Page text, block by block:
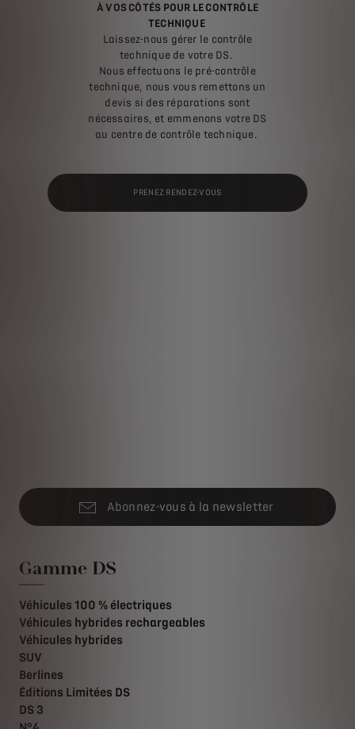
À VOS CÔTÉS POUR LE CONTRÔLE
TECHNIQUE
Laissez-nous gérer le contrôle
technique de votre DS.
Nous effectuons le pré-contrôle
technique, nous vous remettons un
devis si des réparations sont
nécessaires, et emmenons votre DS
au centre de contrôle technique.
PRENEZ RENDEZ-VOUS
Abonnez-vous à la newsletter
Gamme DS
Véhicules 100 % électriques
Véhicules hybrides rechargeables
Véhicules hybrides
SUV
Berlines
Éditions Limitées DS
DS 3